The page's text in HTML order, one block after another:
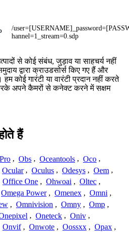
/
hannel=1_stream=0.sdp
से कोई संबंध, जुड़ाव या साहचर्य नहीं
द्वारा क्राउडसोर्स किए गए हैं और
कोई गारंटी या वारंटी प्रदान नहीं करते
अपने कैमरों से कनेक्ट करने में सक्षम
हैं
, Obs , Oceantools , Oco ,
Ocular , Oculus , Odesys , Oem ,
Office One , Ohwoai , Oltec ,
Omega Power , Omenex , Omni ,
, Omnivision , Omny , Omp ,
, Oneteck , Oniv ,
Onvif , Onwote , Oossxx , Opax ,